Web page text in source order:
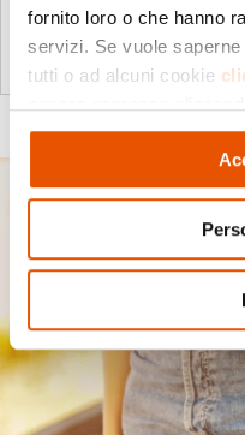
fornito loro o che hanno
servizi. Se vuole
tutti o ad alcuni cookie
non vuole i cookie di
cliccando sul tasto
corridoio, asse
leggi tutto